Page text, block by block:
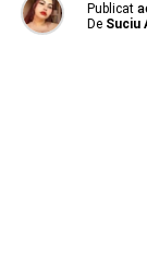
Publicat
De Suciu